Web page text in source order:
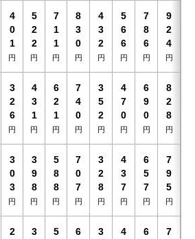
4
0
1
円
5
2
2
円
7
1
1
円
8
3
0
円
4
3
2
円
5
6
6
円
7
8
6
円
9
2
4
円
3
2
6
円
4
3
1
円
6
2
1
円
7
4
0
円
3
5
2
円
4
7
0
円
6
9
0
円
8
2
8
円
3
0
3
円
3
9
8
円
5
8
8
円
7
0
7
円
3
2
8
円
4
3
7
円
6
5
7
円
7
9
5
円
2
3
5
6
3
4
6
7